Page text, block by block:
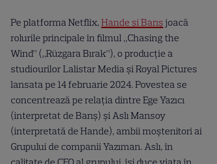
Pe platforma Netflix,Hande și Barış joacă
rolurile principale în filmul „Chasing the
Wind” („Rüzgara Bırak”), o producție a
studiourilor Lalistar Media și Royal Pictures
lansata pe 14 februarie 2024. Povestea se
concentrează pe relația dintre Ege Yazıcı
(interpretat de Barış) și Aslı Mansoy
(interpretată de Hande), ambii moștenitori ai
Grupului de companii Yazıman. Aslı, în